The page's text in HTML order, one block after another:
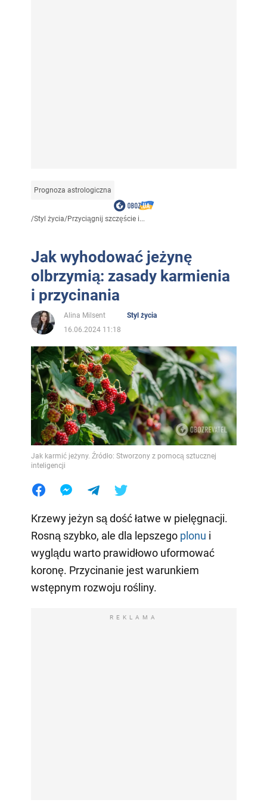
Prognoza astrologiczna
/Styl życia/Przyciągnij szczęście i...
Jak wyhodować jeżynę
olbrzymią: zasady karmienia
i przycinania
Alina Milsent
Styl życia
16.06.2024 11:18
Jak karmić jeżyny. Źródło: Stworzony z pomocą sztucznej
inteligencji
Krzewy jeżyn są dość łatwe w pielęgnacji.
Rosną szybko, ale dla lepszego plonu i
wyglądu warto prawidłowo uformować
koronę. Przycinanie jest warunkiem
wstępnym rozwoju rośliny.
REKLAMA